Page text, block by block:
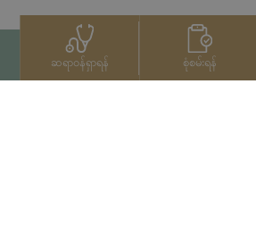
ဆရာဝန်ရှာရန် စုံစမ်းရန်